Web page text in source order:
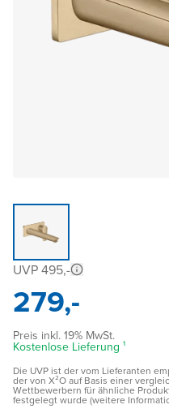
UVP 495,-
279,-
Preis inkl. 19% MwSt.
Kostenlose Lieferung ¹
Die UVP ist der vom Lieferanten
der von X²O auf Basis einer
Wettbewerbern für ähnliche
festgelegt wurde (weitere